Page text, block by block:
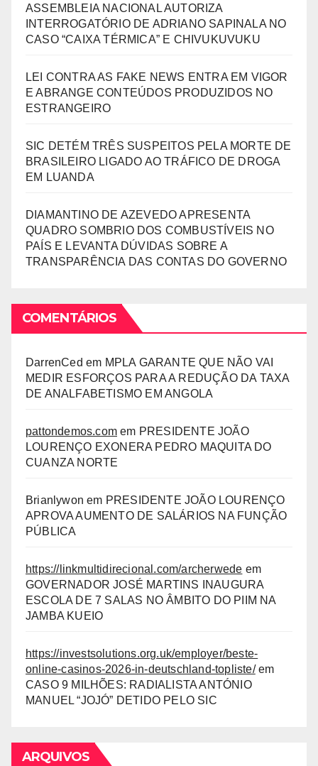
ASSEMBLEIA NACIONAL AUTORIZA
INTERROGATÓRIO DE ADRIANO SAPINALA NO
CASO “CAIXA TÉRMICA” E CHIVUKUVUKU
LEI CONTRA AS FAKE NEWS ENTRA EM VIGOR
E ABRANGE CONTEÚDOS PRODUZIDOS NO
ESTRANGEIRO
SIC DETÉM TRÊS SUSPEITOS PELA MORTE DE
BRASILEIRO LIGADO AO TRÁFICO DE DROGA
EM LUANDA
DIAMANTINO DE AZEVEDO APRESENTA
QUADRO SOMBRIO DOS COMBUSTÍVEIS NO
PAÍS E LEVANTA DÚVIDAS SOBRE A
TRANSPARÊNCIA DAS CONTAS DO GOVERNO
COMENTÁRIOS
DarrenCed em MPLA GARANTE QUE NÃO VAI
MEDIR ESFORÇOS PARA A REDUÇÃO DA TAXA
DE ANALFABETISMO EM ANGOLA
pattondemos.com em PRESIDENTE JOÃO
LOURENÇO EXONERA PEDRO MAQUITA DO
CUANZA NORTE
Brianlywon em PRESIDENTE JOÃO LOURENÇO
APROVA AUMENTO DE SALÁRIOS NA FUNÇÃO
PÚBLICA
https://linkmultidirecional.com/archerwede em
GOVERNADOR JOSÉ MARTINS INAUGURA
ESCOLA DE 7 SALAS NO ÂMBITO DO PIIM NA
JAMBA KUEIO
https://investsolutions.org.uk/employer/beste-
online-casinos-2026-in-deutschland-topliste/em
CASO 9 MILHÕES: RADIALISTA ANTÓNIO
MANUEL “JOJÓ” DETIDO PELO SIC
ARQUIVOS